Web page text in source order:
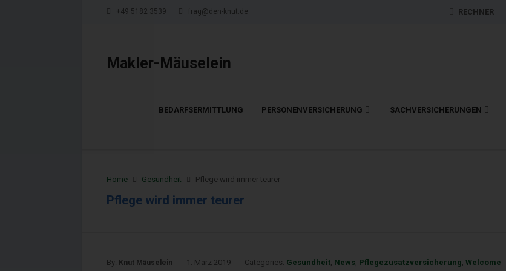
+49 5182 3539 frag@den-knut.de RECHNER
Makler-Mäuselein
BEDARFSERMITTLUNG PERSONENVERSICHERUNG SACHVERSICHERUNGEN
Home Gesundheit Pflege wird immer teurer
Pflege wird immer teurer
By: Knut Mäuselein 1. März 2019 Categories: Gesundheit, News, Pflegezusatzversicherung, Welcome